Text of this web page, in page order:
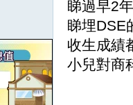
睇過早2
睇埋DSE
收生成績
小兒對商